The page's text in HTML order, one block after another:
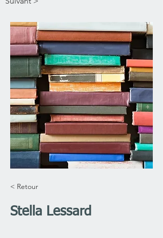
< Retour
Stella Lessard